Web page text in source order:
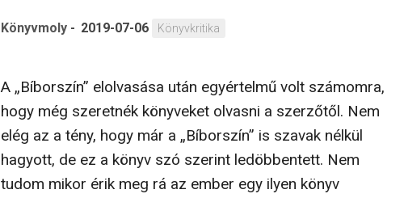
Könyvmoly - 2019-07-06 Könyvkritika
A „Bíborszín” elolvasása után egyértelmű volt számomra,
hogy még szeretnék könyveket olvasni a szerzőtől. Nem
elég az a tény, hogy már a „Bíborszín” is szavak nélkül
hagyott, de ez a könyv szó szerint ledöbbentett. Nem
tudom mikor érik meg rá az ember egy ilyen könyv